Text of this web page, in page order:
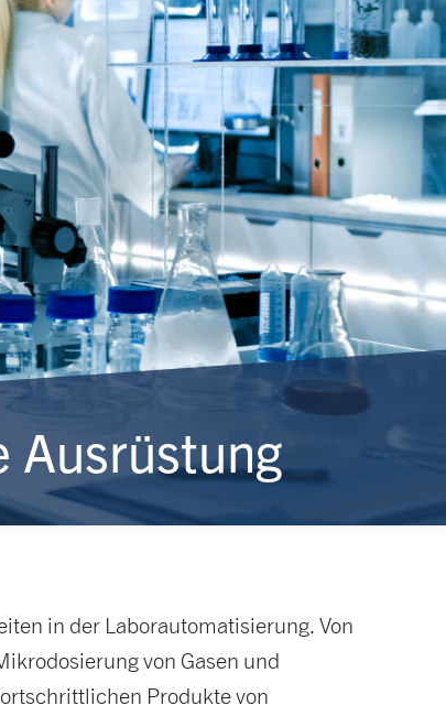
Industrien – unsere Kernmärkte
Ausrüstung
in der Laborautomatisierung. Von
von Gasen und
Produkte von